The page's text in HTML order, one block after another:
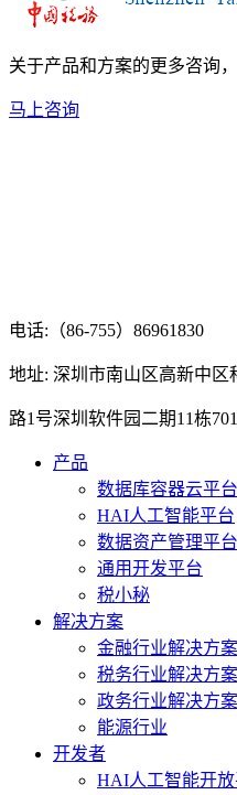
关于产品和方案的更多咨询
马上咨询
电话:（86-755）86961830
地址: 深圳市南山区高新中区
路1号深圳软件园二期11栋701
产品
数据库容器云平台
HAI人工智能平台
数据资产管理平台
通用开发平台
税小秘
解决方案
金融行业解决方案
税务行业解决方案
政务行业解决方案
能源行业
开发者
HAI人工智能开放